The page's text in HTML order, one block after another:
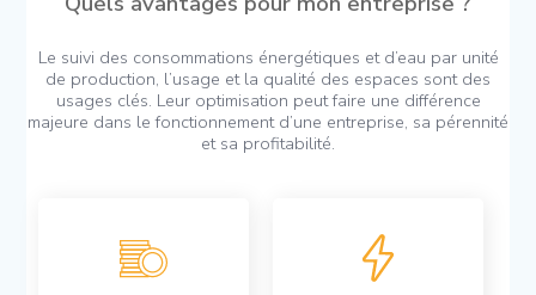
Le suivi des consommations énergétiques et d’eau par unité
de production, l’usage et la qualité des espaces sont des
usages clés. Leur optimisation peut faire une différence
majeure dans le fonctionnement d’une entreprise, sa pérennité
et sa profitabilité.